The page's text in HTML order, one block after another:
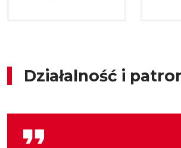
Działalność i